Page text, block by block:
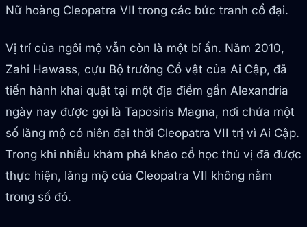
Nữ hoàng Cleopatra VII trong các bức tranh cổ đại.
Vị trí của ngôi mộ vẫn còn là một bí ẩn. Năm 2010,
Zahi Hawass, cựu Bộ trưởng Cổ vật của Ai Cập, đã
tiến hành khai quật tại một địa điểm gần Alexandria
ngày nay được gọi là Taposiris Magna, nơi chứa một
số lăng mộ có niên đại thời Cleopatra VII trị vì Ai Cập.
Trong khi nhiều khám phá khảo cổ học thú vị đã được
thực hiện, lăng mộ của Cleopatra VII không nằm
trong số đó.